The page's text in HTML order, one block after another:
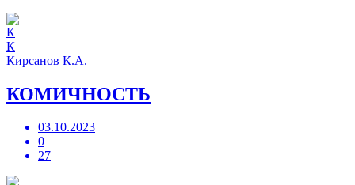
К
Кирсанов К.А.
КОМИЧНОСТЬ
03.10.2023
0
27